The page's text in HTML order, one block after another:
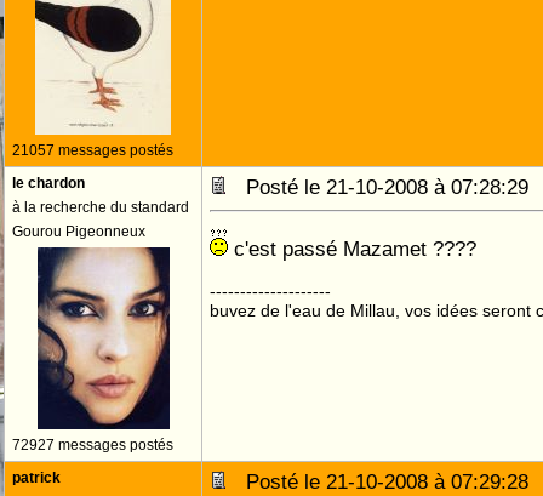
21057 messages postés
le chardon
à la recherche du standard
Gourou Pigeonneux
72927 messages postés
Posté le 21-10-2008 à
c'est passé Mazamet ????
--------------------
buvez de l'eau de Millau, vos idées seront
patrick
Posté le 21-10-2008 à